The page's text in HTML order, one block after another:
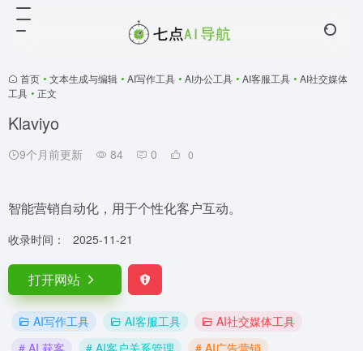
首页 • 文本生成与编辑 • AI写作工具 • AI办公工具 • AI客服工具 • AI社交媒体
工具 • 正文
Klaviyo
9个月前更新 84 0 0
智能营销自动化，用于个性化客户互动。
收录时间： 2025-11-21
打开网站
AI写作工具 AI客服工具
AI社交媒体工具
# AI 获客
# AI客户关系管理
# AI广告营销